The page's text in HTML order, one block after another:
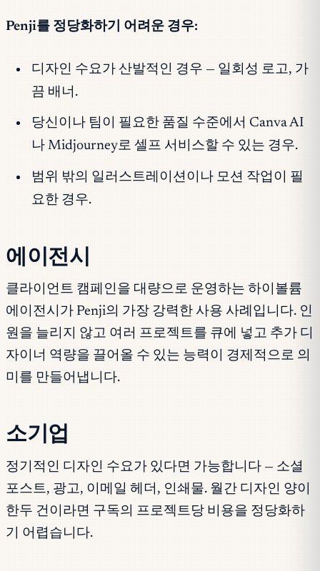
Penji를 정당화하기 어려운 경우:
디자인 수요가 산발적인 경우 — 일회성 로고, 가
끔 배너.
당신이나 팀이 필요한 품질 수준에서 Canva AI
나 Midjourney로 셀프 서비스할 수 있는 경우.
범위 밖의 일러스트레이션이나 모션 작업이 필
요한 경우.
에이전시
클라이언트 캠페인을 대량으로 운영하는 하이볼륨
에이전시가 Penji의 가장 강력한 사용 사례입니다. 인
원을 늘리지 않고 여러 프로젝트를 큐에 넣고 추가 디
자이너 역량을 끌어올 수 있는 능력이 경제적으로 의
미를 만들어냅니다.
소기업
정기적인 디자인 수요가 있다면 가능합니다 — 소셜
포스트, 광고, 이메일 헤더, 인쇄물. 월간 디자인 양이
한두 건이라면 구독의 프로젝트당 비용을 정당화하
기 어렵습니다.